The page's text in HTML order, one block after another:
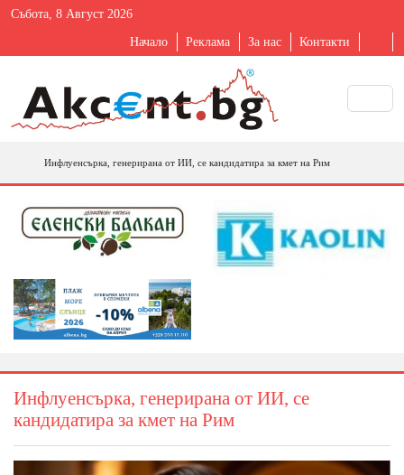
Събота, 8 Август 2026
Начало Реклама За нас Контакти
Инфлуенсърка, генерирана от ИИ, се кандидатира за кмет на Рим
Инфлуенсърка, генерирана от ИИ, се
кандидатира за кмет на Рим